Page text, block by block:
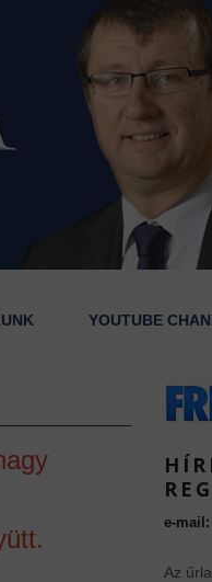
YOUTUBE
e-mail:
Az